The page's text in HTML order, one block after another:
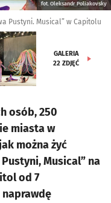
fot. Oleksandr Poliakovsky
Pustyni. Musical” w Capitolu
GALERIA
22 ZDJĘĆ
osób, 250
miasta w
można żyć
Musical” na
od 7
naprawdę